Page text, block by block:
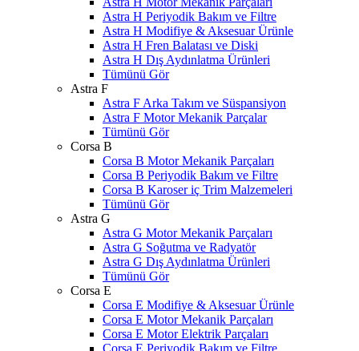
Astra H Periyodik Bakım ve Filtre
Astra H Modifiye & Aksesuar Ürünle
Astra H Fren Balatası ve Diski
Astra H Dış Aydınlatma Ürünleri
Tümünü Gör
Astra F
Astra F Arka Takım ve Süspansiyon
Astra F Motor Mekanik Parçalar
Tümünü Gör
Corsa B
Corsa B Motor Mekanik Parçaları
Corsa B Periyodik Bakım ve Filtre
Corsa B Karoser iç Trim Malzemeleri
Tümünü Gör
Astra G
Astra G Motor Mekanik Parçaları
Astra G Soğutma ve Radyatör
Astra G Dış Aydınlatma Ürünleri
Tümünü Gör
Corsa E
Corsa E Modifiye & Aksesuar Ürünle
Corsa E Motor Mekanik Parçaları
Corsa E Motor Elektrik Parçaları
Corsa E Periyodik Bakım ve Filtre